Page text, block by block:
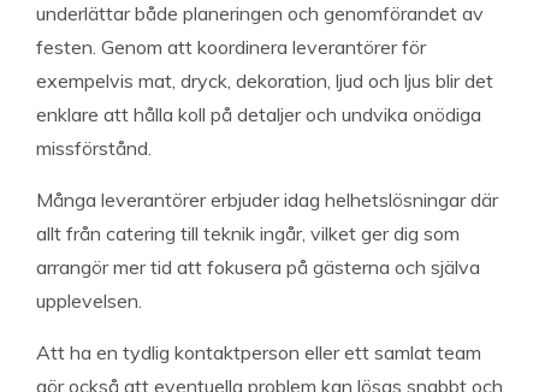
underlättar både planeringen och genomförandet av
festen. Genom att koordinera leverantörer för
exempelvis mat, dryck, dekoration, ljud och ljus blir det
enklare att hålla koll på detaljer och undvika onödiga
missförstånd.
Många leverantörer erbjuder idag helhetslösningar där
allt från catering till teknik ingår, vilket ger dig som
arrangör mer tid att fokusera på gästerna och själva
upplevelsen.
Att ha en tydlig kontaktperson eller ett samlat team
gör också att eventuella problem kan lösas snabbt och